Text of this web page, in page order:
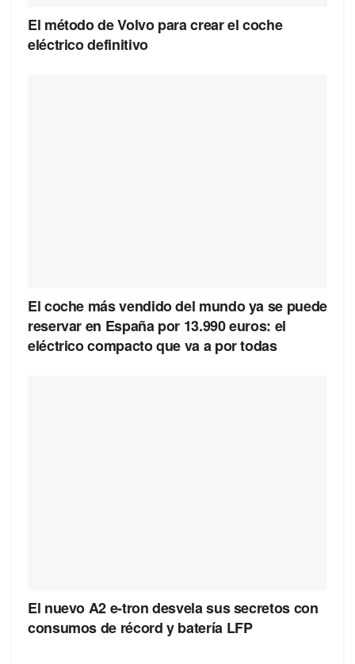
El método de Volvo para crear el coche
eléctrico definitivo
El coche más vendido del mundo ya se puede
reservar en España por 13.990 euros: el
eléctrico compacto que va a por todas
El nuevo A2 e-tron desvela sus secretos con
consumos de récord y batería LFP